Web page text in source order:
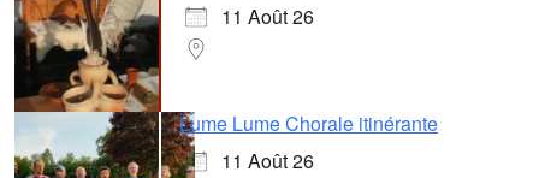
11 Août 26
Lume Lume Chorale itinérante
11 Août 26